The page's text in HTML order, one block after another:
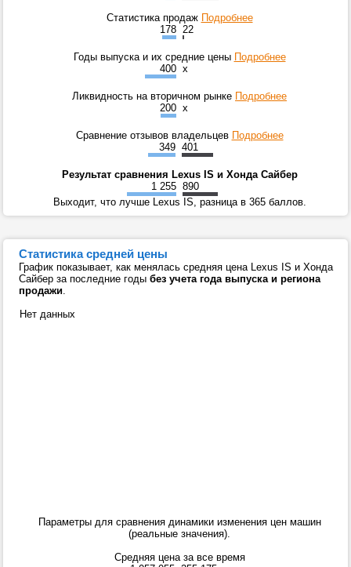
Статистика продаж Подробнее
178 22
Годы выпуска и их средние цены Подробнее
400 x
Ликвидность на вторичном рынке Подробнее
200 x
Сравнение отзывов владельцев Подробнее
349 401
Результат сравнения Lexus IS и Хонда Сайбер
1 255 890
Выходит, что лучше Lexus IS, разница в 365 баллов.
Статистика средней цены
График показывает, как менялась средняя цена Lexus IS и Хонда
Сайбер за последние годы без учета года выпуска и региона
продажи
Нет данных
Параметры для сравнения динамики изменения цен машин
(реальные значения).
Средняя цена за все время